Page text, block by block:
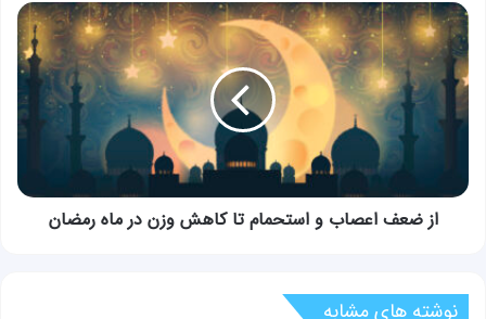
از
ضعف
اعصاب
و
استحمام
تا
در
از ضعف اعصاب و استحمام تا کاهش وزن در ماه رمضان
نوشته های مشابه